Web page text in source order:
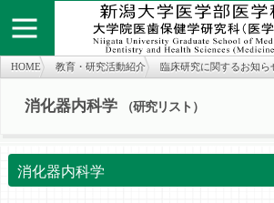
個人情報保護方針
医学部医学科
HOME 教育・研究活動紹介 臨床研究に関するお知ら
消化器内科学 （研究リスト）
消化器内科学